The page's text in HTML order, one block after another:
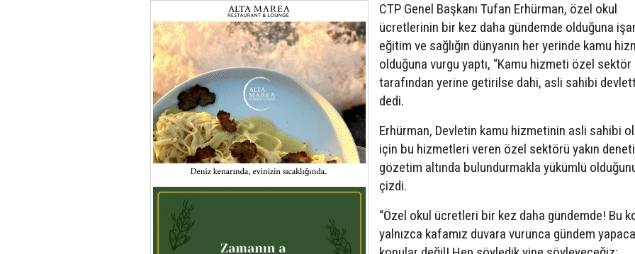
CTP Genel Başkanı Tufan Erhürman, özel okul
ücretlerinin bir kez daha gündemde olduğuna
eğitim ve sağlığın dünyanın her yerinde kamu
olduğuna vurgu yaptı, “Kamu hizmeti özel sektör
tarafından yerine getirilse dahi, asli sahibi
dedi.
Erhürman, Devletin kamu hizmetinin asli sahibi
için bu hizmetleri veren özel sektörü yakın
gözetim altında bulundurmakla yükümlü
çizdi.
“Özel okul ücretleri bir kez daha gündemde! Bu
yalnızca kafamız duvara vurunca gündem